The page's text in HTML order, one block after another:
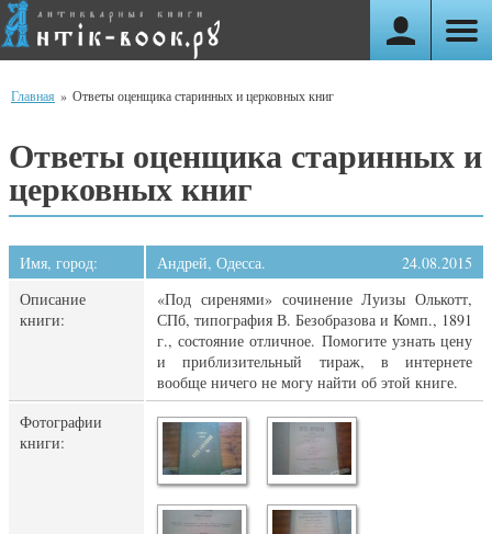
Главная » Ответы оценщика старинных и церковных книг
Ответы оценщика старинных и
церковных книг
Имя, город: Андрей, Одесса.
24.08.2015
Описание
книги:
«Под сиренями» сочинение Луизы Олькотт,
СПб, типография В. Безобразова и Комп., 1891
г., состояние отличное. Помогите узнать цену
и приблизительный тираж, в интернете
вообще ничего не могу найти об этой книге.
Фотографии
книги: